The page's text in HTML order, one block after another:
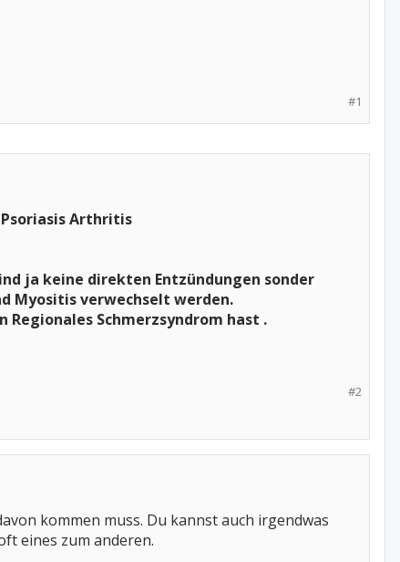
#1
Arthritis
ja keine direkten Entzündungen sonder
Myositis verwechselt werden.
Schmerzsyndrom hast .
#2
kommen muss. Du kannst auch irgendwas
eines zum anderen.